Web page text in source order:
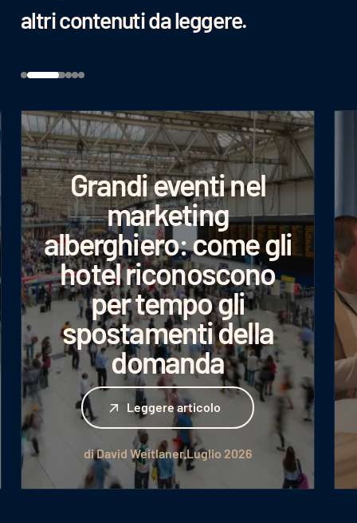
altri contenuti da leggere.
Grandi eventi nel
marketing
alberghiero: come gli
hotel riconoscono
per tempo gli
spostamenti della
domanda
Leggere articolo
Leggere articolo
di David WeitlanerLuglio 2026